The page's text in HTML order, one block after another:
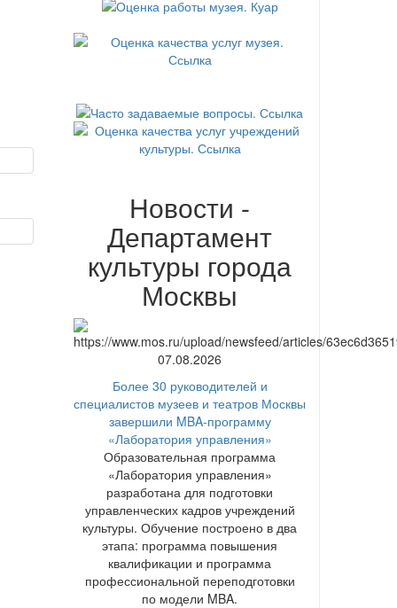
Новости -
Департамент
культуры города
Москвы
07.08.2026
Более 30 руководителей и
специалистов музеев и театров Москвы
завершили MBA-программу
«Лаборатория управления»
Образовательная программа
«Лаборатория управления»
разработана для подготовки
управленческих кадров учреждений
культуры. Обучение построено в два
этапа: программа повышения
квалификации и программа
профессиональной переподготовки
по модели MBA.